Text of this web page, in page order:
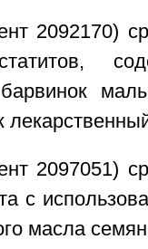
2092170)
2097051)
с
масла